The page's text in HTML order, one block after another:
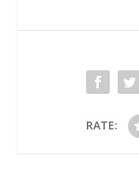
RATE: